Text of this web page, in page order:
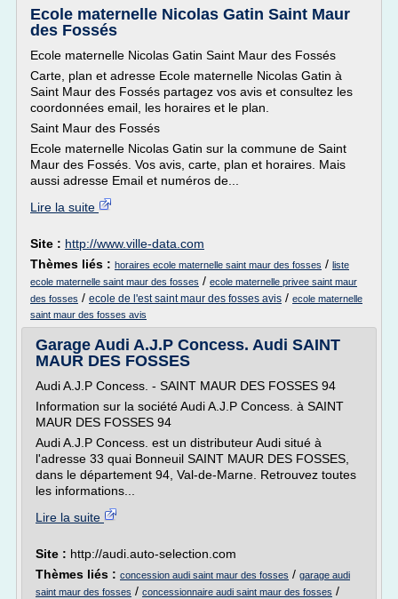
Ecole maternelle Nicolas Gatin Saint Maur
des Fossés
Ecole maternelle Nicolas Gatin Saint Maur des Fossés
Carte, plan et adresse Ecole maternelle Nicolas Gatin à
Saint Maur des Fossés partagez vos avis et consultez les
coordonnées email, les horaires et le plan.
Saint Maur des Fossés
Ecole maternelle Nicolas Gatin sur la commune de Saint
Maur des Fossés. Vos avis, carte, plan et horaires. Mais
aussi adresse Email et numéros de...
Lire la suite
Site : http://www.ville-data.com
Thèmes liés : horaires ecole maternelle saint maur des fosses / liste
ecole maternelle saint maur des fosses / ecole maternelle privee saint maur
des fosses / ecole de l'est saint maur des fosses avis / ecole maternelle
saint maur des fosses avis
Garage Audi A.J.P Concess. Audi SAINT
MAUR DES FOSSES
Audi A.J.P Concess. - SAINT MAUR DES FOSSES 94
Information sur la société Audi A.J.P Concess. à SAINT
MAUR DES FOSSES 94
Audi A.J.P Concess. est un distributeur Audi situé à
l'adresse 33 quai Bonneuil SAINT MAUR DES FOSSES,
dans le département 94, Val-de-Marne. Retrouvez toutes
les informations...
Lire la suite
Site : http://audi.auto-selection.com
Thèmes liés : concession audi saint maur des fosses / garage audi
saint maur des fosses / concessionnaire audi saint maur des fosses /